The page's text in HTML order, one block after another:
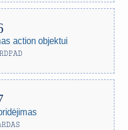
action objektui